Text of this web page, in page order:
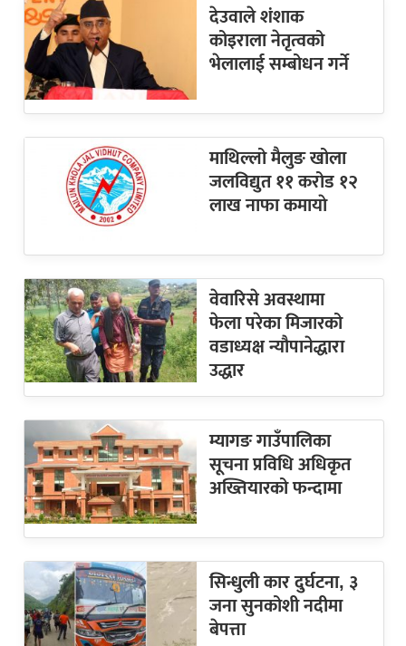
देउवाले शंशाक
कोइराला नेतृत्वको
भेलालाई सम्बोधन गर्ने
माथिल्लो मैलुङ खोला
जलविद्युत ११ करोड १२
लाख नाफा कमायाे
वेवारिसे अवस्थामा
फेला परेका मिजारको
वडाध्यक्ष न्यौपानेद्धारा
उद्धार
म्यागङ गाउँपालिका
सूचना प्रविधि अधिकृत
अख्तियारको फन्दामा
सिन्धुली कार दुर्घटना, ३
जना सुनकोशी नदीमा
बेपत्ता